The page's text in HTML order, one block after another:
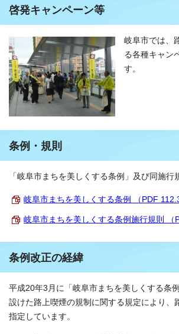
啓発キャンペーン等
岐阜市では、
る各種キャン
す。
条例・規則
「岐阜市まちを美しくする条例」及び同施行
岐阜市まちを美しくする条例 （PDF
岐阜市まちを美しくする条例施行規則 （
条例改正の経緯
平成20年3月に「岐阜市まちを美しくする条
設けた路上喫煙の規制に関する規定により、
指定しています。